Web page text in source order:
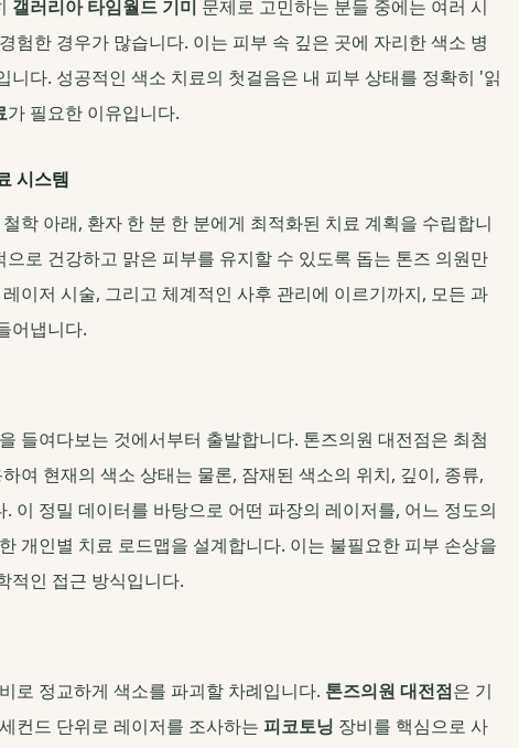
갤러리아 타임월드 기미 문제로 고민하는 분들 중에는 여러 시
험한 경우가 많습니다. 이는 피부 속 깊은 곳에 자리한 색소 병
다. 성공적인 색소 치료의 첫걸음은 내 피부 상태를 정확히 '읽
가 필요한 이유입니다.
시스템
학 아래, 환자 한 분 한 분에게 최적화된 치료 계획을 수립합니
로 건강하고 맑은 피부를 유지할 수 있도록 돕는 톤즈 의원만
이저 시술, 그리고 체계적인 사후 관리에 이르기까지, 모든 과
어냅니다.
들여다보는 것에서부터 출발합니다. 톤즈의원 대전점은 최첨
여 현재의 색소 상태는 물론, 잠재된 색소의 위치, 깊이, 종류,
이 정밀 데이터를 바탕으로 어떤 파장의 레이저를, 어느 정도의
개인별 치료 로드맵을 설계합니다. 이는 불필요한 피부 손상을
적인 접근 방식입니다.
로 정교하게 색소를 파괴할 차례입니다. 톤즈의원 대전점은 기
컨드 단위로 레이저를 조사하는 피코토닝 장비를 핵심으로 사